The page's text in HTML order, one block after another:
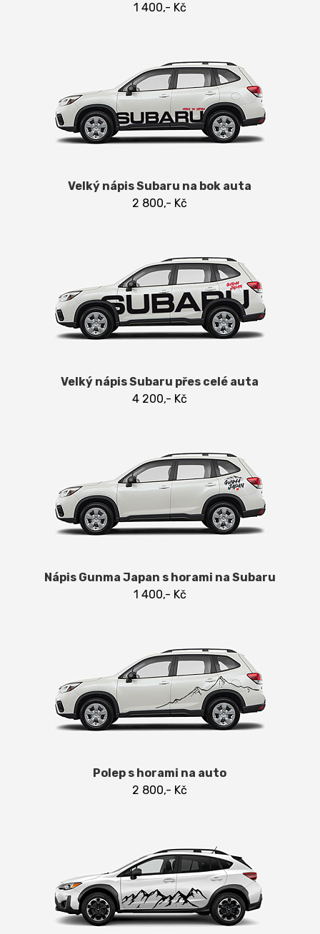
1 400,- Kč
Velký nápis Subaru na bok auta
2 800,- Kč
Velký nápis Subaru přes celé auta
4 200,- Kč
Nápis Gunma Japan s horami na Subaru
1 400,- Kč
Polep s horami na auto
2 800,- Kč